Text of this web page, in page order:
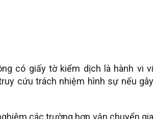
có giấy tờ kiểm dịch là hành vi vi
cứu trách nhiệm hình sự nếu gây
các trường hợp vận chuyển gia